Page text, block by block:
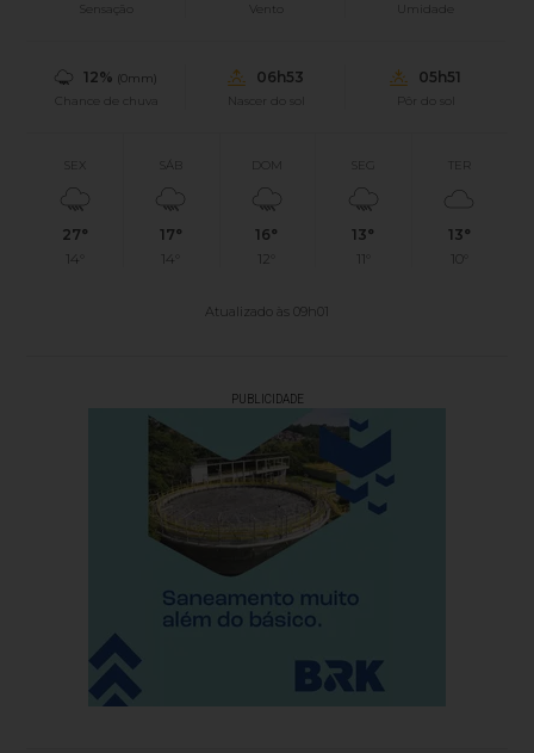
Sensação Vento Umidade
12% (0mm)
Chance de chuva
06h53
Nascer do sol
05h51
Pôr do sol
SEX
27°
14°
SÁB
17°
14°
DOM
16°
12°
SEG
13°
11°
TER
13°
10°
Atualizado às 09h01
PUBLICIDADE